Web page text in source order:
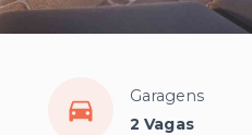
Garagens
2 Vagas